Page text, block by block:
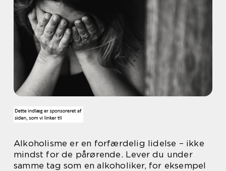
Alkoholisme er en forfærdelig lidelse – ikke
mindst for de pårørende. Lever du under
samme tag som en alkoholiker, for eksempel